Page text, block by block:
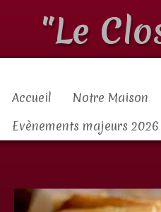
"Le
Accueil Notre Maison
Evènements majeurs 2026